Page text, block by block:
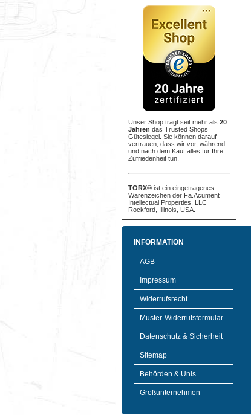
Unser Shop trägt seit mehr als 20
Jahren das Trusted Shops
Gütesiegel. Sie können darauf
vertrauen, dass wir vor, während
und nach dem Kauf alles für Ihre
Zufriedenheit tun.
TORX® ist ein eingetragenes
Warenzeichen der Fa.Acument
Intellectual Properties, LLC
Rockford, Illinois, USA.
INFORMATION
AGB
Impressum
Widerrufsrecht
Muster-Widerrufsformular
Datenschutz & Sicherheit
Sitemap
Behörden & Unis
Großunternehmen